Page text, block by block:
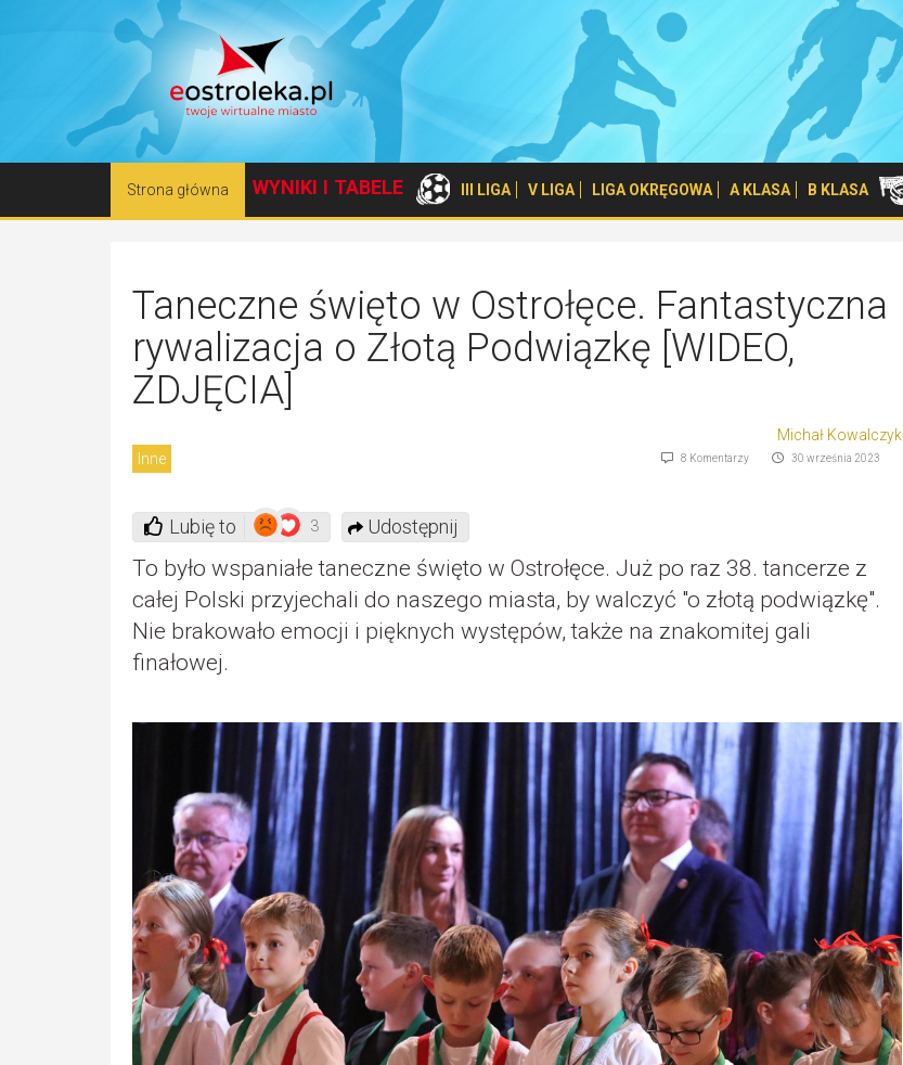
Strona główna WYNIKI I TABELE III LIGA V LIGA LIGA OKRĘGOWA A KLASA B KLASA
Taneczne święto w Ostrołęce. Fantastyczna
rywalizacja o Złotą Podwiązkę [WIDEO,
ZDJĘCIA]
Michał Kowalczyk
Inne
30 września 2023
8 Komentarzy
Lubię to 3 Udostępnij
To było wspaniałe taneczne święto w Ostrołęce. Już po raz 38. tancerze z
całej Polski przyjechali do naszego miasta, by walczyć "o złotą podwiązkę".
Nie brakowało emocji i pięknych występów, także na znakomitej gali
finałowej.